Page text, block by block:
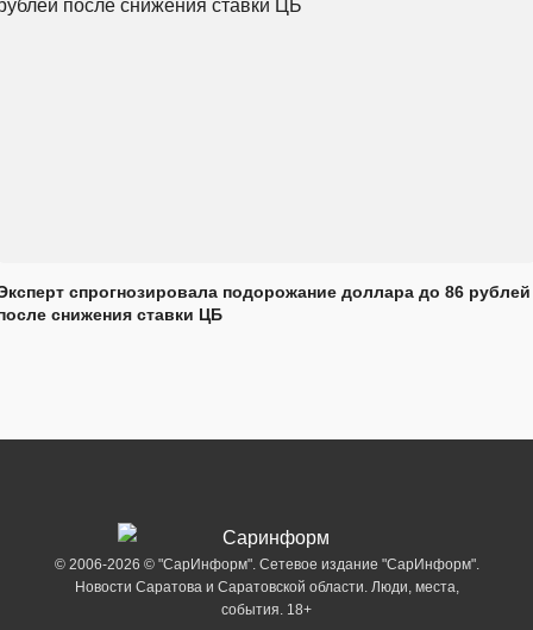
спрогнозировала подорожание доллара до 86 рублей
снижения ставки ЦБ
© 2006-2026 © "СарИнформ". Сетевое издание "СарИнформ".
Новости Саратова и Саратовской области. Люди, места,
события. 18+